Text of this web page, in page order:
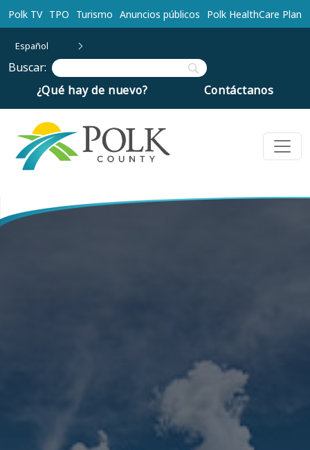
Ir al contenido principal
Polk TV TPO Turismo Anuncios públicos Polk HealthCare Plan
Español
Buscar:
¿Qué hay de nuevo?
Contáctanos